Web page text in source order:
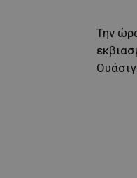
Την